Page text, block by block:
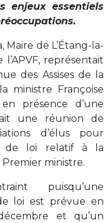
enjeux essentiels
Maire de L’Étang-la-
représentait
des Assises de la
ministre Françoise
présence d’une
une réunion de
d’élus pour
de loi relatif à la
ministre.
puisqu’une
loi est prévue en
et qu’un